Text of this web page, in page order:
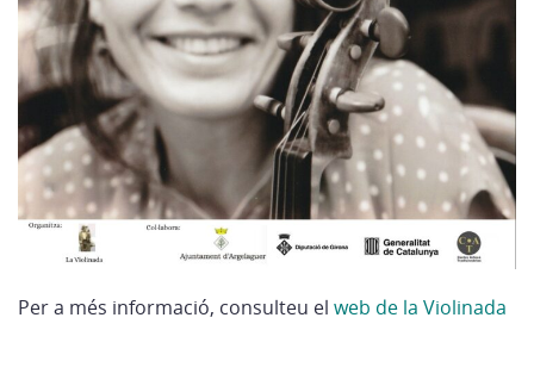
Per a més informació, consulteu el web de la Violinada